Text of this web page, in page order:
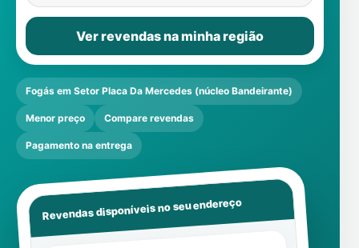
Ver revendas na minha região
Fogás em Setor Placa Da Mercedes (núcleo Bandeirante)
Menor preço Compare revendas
Pagamento na entrega
Revendas disponíveis no seu endereço